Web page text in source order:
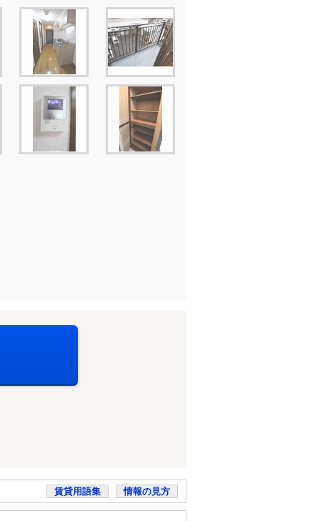
賃貸用語集 情報の見方